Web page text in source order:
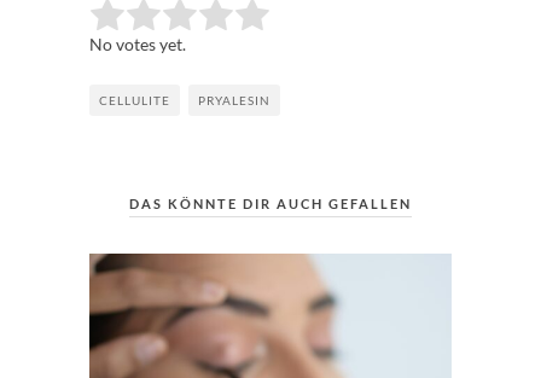
Rate this item: Submit Rating
No votes yet.
CELLULITE PRYALESIN
DAS KÖNNTE DIR AUCH GEFALLEN